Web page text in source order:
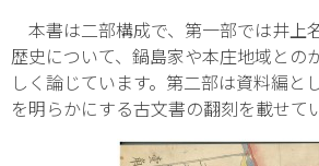
本書は二部構成で、第一部では井上
歴史について、鍋島家や本庄地域との
しく論じています。第二部は資料編と
を明らかにする古文書の翻刻を載せて